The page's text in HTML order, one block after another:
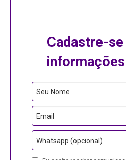
Cadastre-
Seu Nome
Email
Whatsapp (opcional)